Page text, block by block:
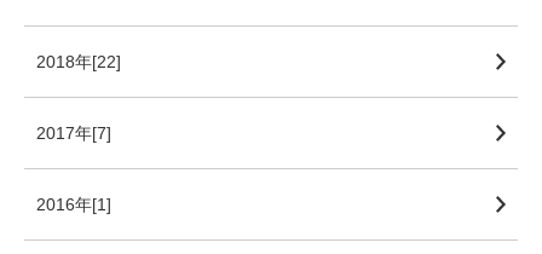
2018年[22]
2017年[7]
2016年[1]